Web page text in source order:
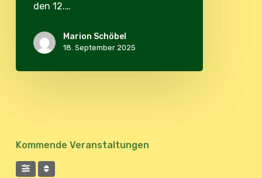
den 12.…
Marion Schöbel
18. September 2025
Kommende Veranstaltungen